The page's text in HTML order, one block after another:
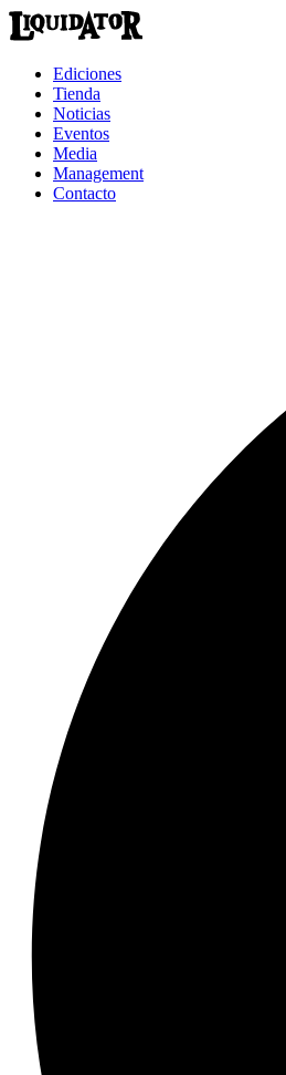
Ediciones
Tienda
Noticias
Eventos
Media
Management
Contacto